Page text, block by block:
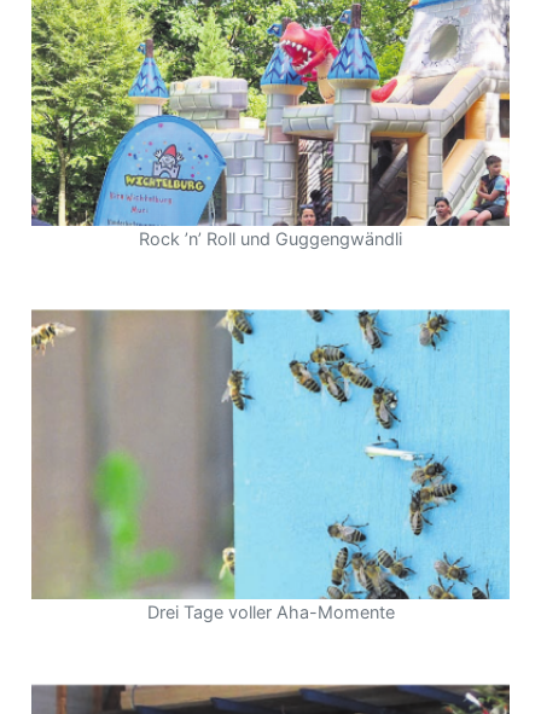
Rock ’n’ Roll und Guggengwändli
Drei Tage voller Aha-Momente